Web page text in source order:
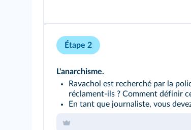
Étape 2
L'anarchisme.
Ravachol est recherché par la
réclament‑ils ? Comment définir
En tant que journaliste, vous